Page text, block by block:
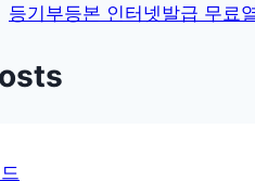
등기부등본 인터넷발급 무료